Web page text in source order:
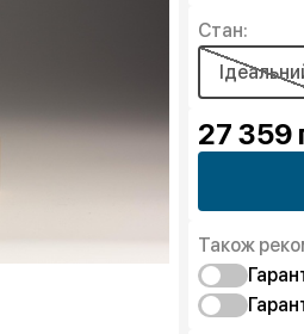
Стан:
27 359
Також